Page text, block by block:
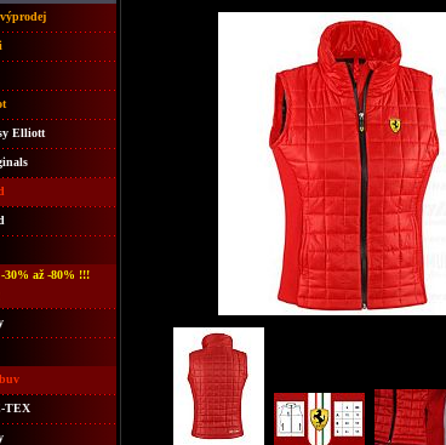
Elliott
30% až -80% !!!
TEX